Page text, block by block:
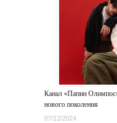
Канал «Папин
нового поколения
07/12/2024